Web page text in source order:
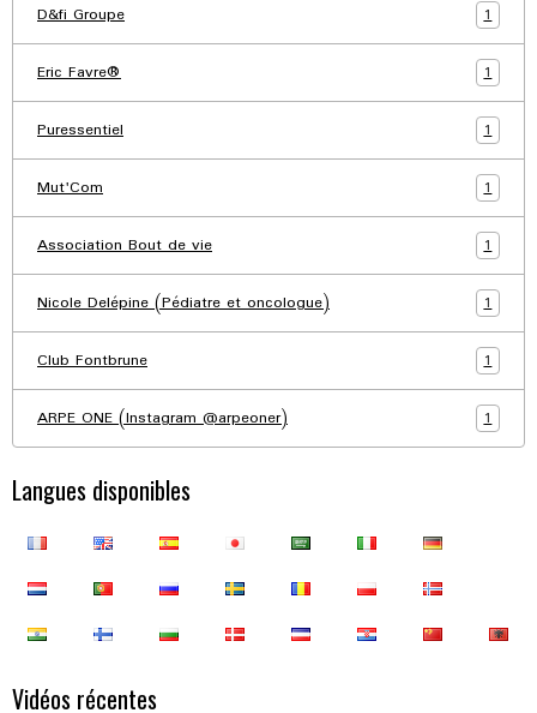
D&fi Groupe 1
Eric Favre® 1
Puressentiel 1
Mut'Com 1
Association Bout de vie 1
Nicole Delépine (Pédiatre et oncologue) 1
Club Fontbrune 1
ARPE ONE (Instagram @arpeoner) 1
Langues disponibles
Vidéos récentes